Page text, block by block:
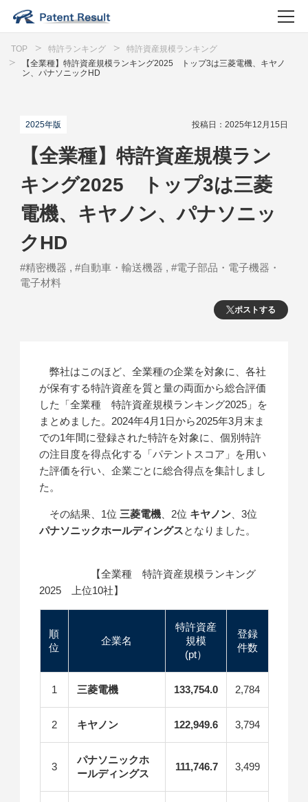
TOP 特許ランキング
特許資産規模ランキング
【全業種】特許資産規模ランキング2025 トップ3は三菱電機、キヤノ
ン、パナソニックHD
2025年版 投稿日：2025年12月15日
ポストする
【全業種】特許資産規模ラン
キング2025 トップ3は三菱
電機、キヤノン、パナソニッ
クHD
#精密機器 , #自動車・輸送機器 , #電子部品・電子機器・
電子材料
弊社はこのほど、全業種の企業を対象に、各社
が保有する特許資産を質と量の両面から総合評価
した「全業種 特許資産規模ランキング2025」を
まとめました。2024年4月1日から2025年3月末ま
での1年間に登録された特許を対象に、個別特許
の注目度を得点化する「パテントスコア」を用い
た評価を行い、企業ごとに総合得点を集計しまし
た。
その結果、1位 三菱電機 、2位 キヤノン 、3位
パナソニックホールディングスとなりました。
【全業種 特許資産規模ランキング
2025 上位10社】
順
位
企業名
特許資産
規模
(pt）
登録
件数
1 三菱電機 133,754.0 2,784
2 キヤノン 122,949.6 3,794
3
パナソニックホ
ールディングス
111,746.7 3,499